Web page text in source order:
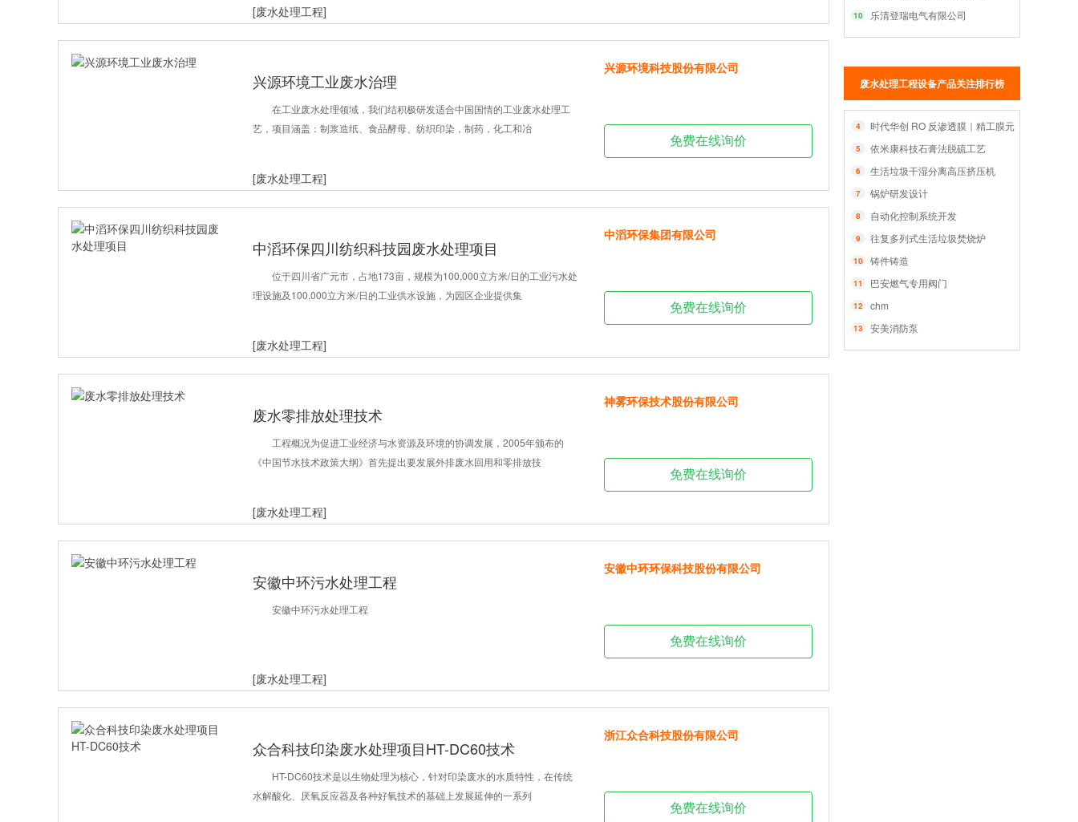
10 乐清登瑞电气有限公司
废水处理工程设备产品关注排行榜
4 时代华创 RO 反渗透膜｜精工膜元件，智净每一
5 依米康科技石膏法脱硫工艺
6 生活垃圾干湿分离高压挤压机
7 锅炉研发设计
8 自动化控制系统开发
9 往复多列式生活垃圾焚烧炉
10 铸件铸造
11 巴安燃气专用阀门
12 chm
13 安美消防泵
[废水处理工程]
兴源环境工业废水治理
在工业废水处理领域，我们结积极研发适合中国国情的工业废水处理工
艺，项目涵盖：制浆造纸、食品酵母、纺织印染，制药，化工和冶
[废水处理工程]
兴源环境科技股份有限公司
免费在线询价
中滔环保四川纺织科技园废水处理项目
位于四川省广元市，占地173亩，规模为100,000立方米/日的工业污水处
理设施及100,000立方米/日的工业供水设施，为园区企业提供集
[废水处理工程]
中滔环保集团有限公司
免费在线询价
废水零排放处理技术
工程概况为促进工业经济与水资源及环境的协调发展，2005年颁布的
《中国节水技术政策大纲》首先提出要发展外排废水回用和零排放技
[废水处理工程]
神雾环保技术股份有限公司
免费在线询价
安徽中环污水处理工程
安徽中环污水处理工程
[废水处理工程]
安徽中环环保科技股份有限公司
免费在线询价
众合科技印染废水处理项目HT-DC60技术
HT-DC60技术是以生物处理为核心，针对印染废水的水质特性，在传统
水解酸化、厌氧反应器及各种好氧技术的基础上发展延伸的一系列
浙江众合科技股份有限公司
免费在线询价